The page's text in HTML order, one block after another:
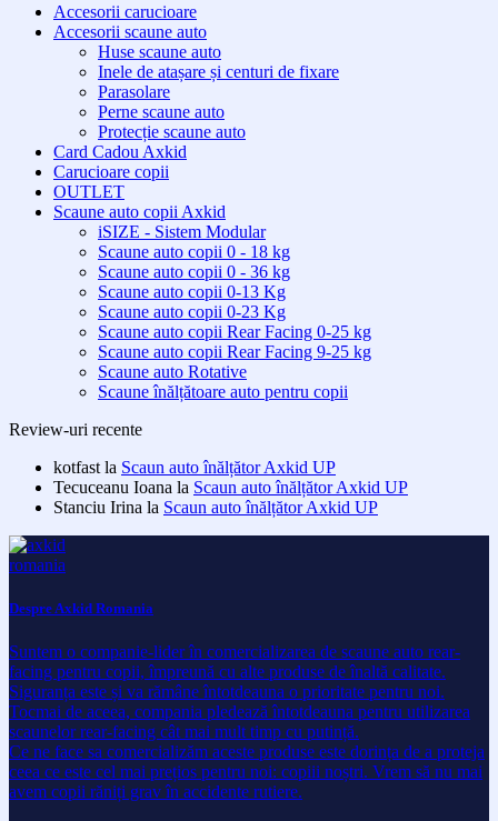
Accesorii carucioare
Accesorii scaune auto
Huse scaune auto
Inele de atașare și centuri de fixare
Parasolare
Perne scaune auto
Protecție scaune auto
Card Cadou Axkid
Carucioare copii
OUTLET
Scaune auto copii Axkid
iSIZE - Sistem Modular
Scaune auto copii 0 - 18 kg
Scaune auto copii 0 - 36 kg
Scaune auto copii 0-13 Kg
Scaune auto copii 0-23 Kg
Scaune auto copii Rear Facing 0-25 kg
Scaune auto copii Rear Facing 9-25 kg
Scaune auto Rotative
Scaune înălțătoare auto pentru copii
Review-uri recente
kotfast la Scaun auto înălțător Axkid UP
Tecuceanu Ioana la Scaun auto înălțător Axkid UP
Stanciu Irina la Scaun auto înălțător Axkid UP
Despre Axkid Romania
Suntem o companie-lider în comercializarea de scaune auto rear-
facing pentru copii, împreună cu alte produse de înaltă calitate.
Siguranța este și va rămâne întotdeauna o prioritate pentru noi.
Tocmai de aceea, compania pledează întotdeauna pentru utilizarea
scaunelor rear-facing cât mai mult timp cu putință.
Ce ne face sa comercializăm aceste produse este dorința de a proteja
ceea ce este cel mai prețios pentru noi: copiii noștri. Vrem să nu mai
avem copii răniți grav în accidente rutiere.